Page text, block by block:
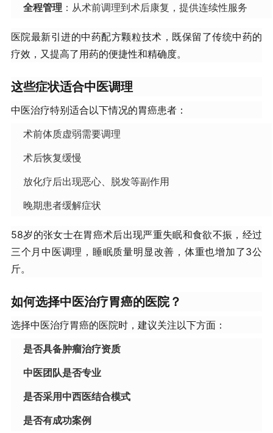
全程管理 ：从术前调理到术后康复，提供连续性服务
医院最新引进的中药配方颗粒技术，既保留了传统中药的
疗效，又提高了用药的便捷性和精确度。
这些症状适合中医调理
中医治疗特别适合以下情况的胃癌患者：
术前体质虚弱需要调理
术后恢复缓慢
放化疗后出现恶心、脱发等副作用
晚期患者缓解症状
58岁的张女士在胃癌术后出现严重失眠和食欲不振，经过
三个月中医调理，睡眠质量明显改善，体重也增加了3公
斤。
如何选择中医治疗胃癌的医院？
选择中医治疗胃癌的医院时，建议关注以下方面：
是否具备肿瘤治疗资质
中医团队是否专业
是否采用中西医结合模式
是否有成功案例